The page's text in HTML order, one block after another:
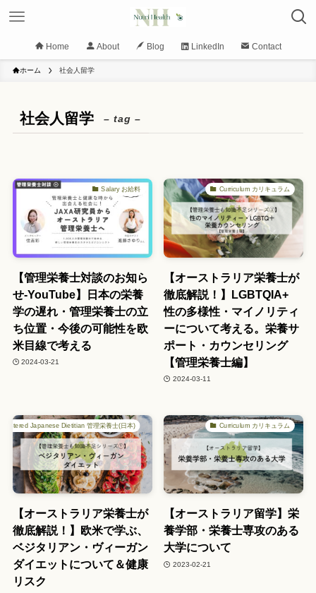
Home About Blog LinkedIn Contact
ホーム 社会人留学
社会人留学 – tag –
Salary お給料
【管理栄養士対談のお知ら
せ-YouTube】日本の栄養
学の遅れ・管理栄養士の立
ち位置・今後の可能性を欧
米目線で考える
2024-03-21
Curriculum カリキュラム
【オーストラリア栄養士が
徹底解説！】LGBTQIA+
性の多様性・マイノリティ
ーについて考える。栄養サ
ポート・カウンセリング
【管理栄養士編】
2024-03-11
Japanese Dietitian 管理栄養士(日本)
【オーストラリア栄養士が
徹底解説！】欧米で学ぶ、
ベジタリアン・ヴィーガン
ダイエットについて＆健康
リスク
Curriculum カリキュラム
【オーストラリア留学】栄
養学部・栄養士専攻のある
大学について
2023-02-21